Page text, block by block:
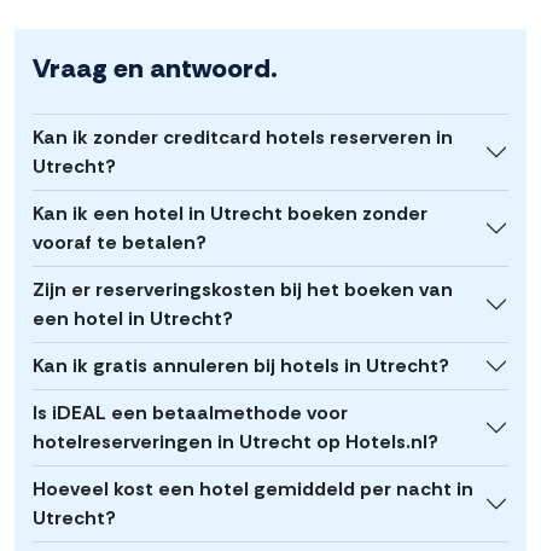
Vraag en antwoord.
Kan ik zonder creditcard hotels reserveren in
Utrecht?
Kan ik een hotel in Utrecht boeken zonder
vooraf te betalen?
Zijn er reserveringskosten bij het boeken van
een hotel in Utrecht?
Kan ik gratis annuleren bij hotels in Utrecht?
Is iDEAL een betaalmethode voor
hotelreserveringen in Utrecht op Hotels.nl?
Hoeveel kost een hotel gemiddeld per nacht in
Utrecht?